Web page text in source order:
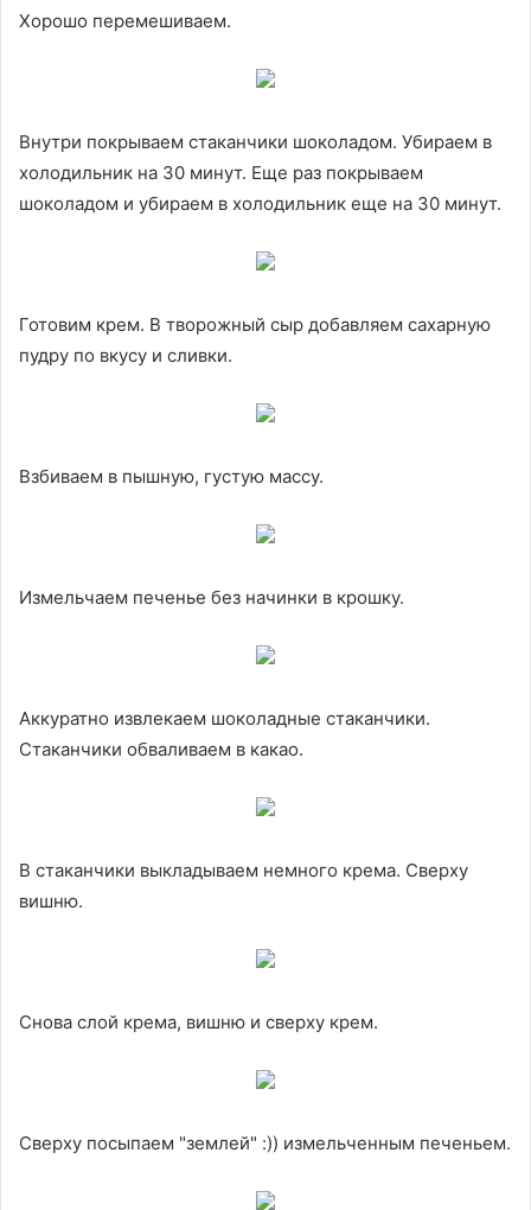
Хорошо перемешиваем.
Внутри покрываем стаканчики шоколадом. Убираем в
холодильник на 30 минут. Еще раз покрываем
шоколадом и убираем в холодильник еще на 30 минут.
Готовим крем. В творожный сыр добавляем сахарную
пудру по вкусу и сливки.
Взбиваем в пышную, густую массу.
Измельчаем печенье без начинки в крошку.
Аккуратно извлекаем шоколадные стаканчики.
Стаканчики обваливаем в какао.
В стаканчики выкладываем немного крема. Сверху
вишню.
Снова слой крема, вишню и сверху крем.
Сверху посыпаем "землей" :)) измельченным печеньем.